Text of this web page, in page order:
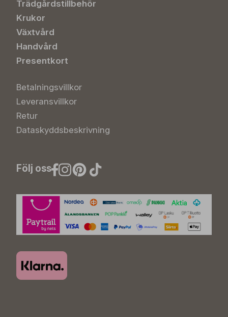
Trädgårdstillbehör
Krukor
Växtvård
Handvård
Presentkort
Betalningsvillkor
Leveransvillkor
Retur
Dataskyddsbeskrivning
Följ oss